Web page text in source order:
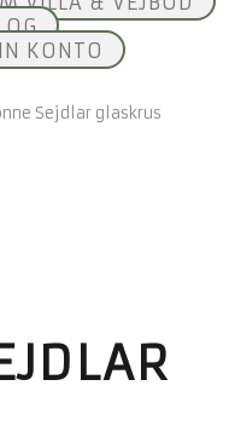
KONTO
Sejdlar glaskrus